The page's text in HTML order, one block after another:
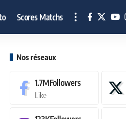
Scores Matchs
Nos réseaux
1.7MFollowers
Like